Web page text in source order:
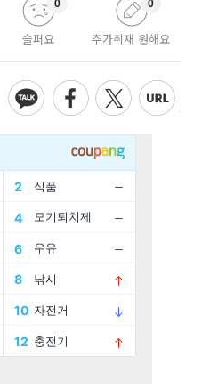
슬퍼요
0
추가취재 원해요
0